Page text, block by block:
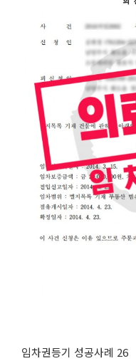
임차권등기 성공사례 26